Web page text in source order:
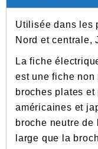
Utilisée dans les
Nord et centrale,
La fiche
est une fiche non
broches plates
américaines et
broche neutre
large que la